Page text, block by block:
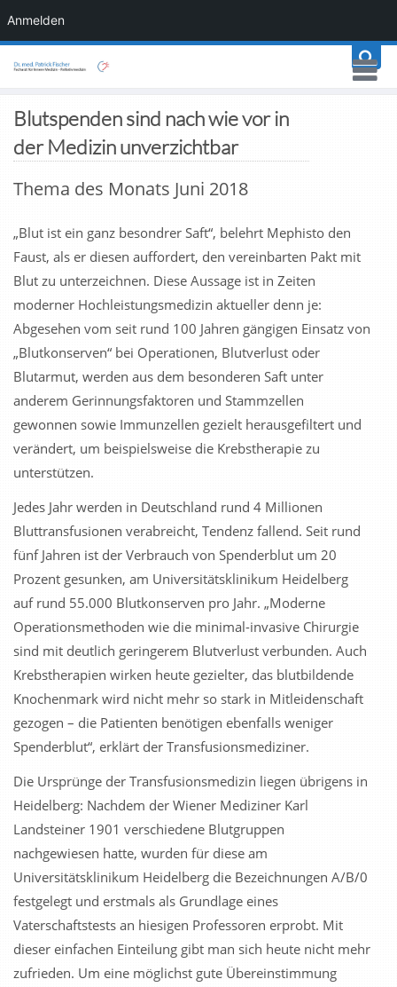
Anmelden
Blutspenden sind nach wie vor in
der Medizin unverzichtbar
Thema des Monats Juni 2018
„Blut ist ein ganz besondrer Saft“, belehrt Mephisto den
Faust, als er diesen auffordert, den vereinbarten Pakt mit
Blut zu unterzeichnen. Diese Aussage ist in Zeiten
moderner Hochleistungsmedizin aktueller denn je:
Abgesehen vom seit rund 100 Jahren gängigen Einsatz von
„Blutkonserven“ bei Operationen, Blutverlust oder
Blutarmut, werden aus dem besonderen Saft unter
anderem Gerinnungsfaktoren und Stammzellen
gewonnen sowie Immunzellen gezielt herausgefiltert und
verändert, um beispielsweise die Krebstherapie zu
unterstützen.
Jedes Jahr werden in Deutschland rund 4 Millionen
Bluttransfusionen verabreicht, Tendenz fallend. Seit rund
fünf Jahren ist der Verbrauch von Spenderblut um 20
Prozent gesunken, am Universitätsklinikum Heidelberg
auf rund 55.000 Blutkonserven pro Jahr. „Moderne
Operationsmethoden wie die minimal-invasive Chirurgie
sind mit deutlich geringerem Blutverlust verbunden. Auch
Krebstherapien wirken heute gezielter, das blutbildende
Knochenmark wird nicht mehr so stark in Mitleidenschaft
gezogen – die Patienten benötigen ebenfalls weniger
Spenderblut“, erklärt der Transfusionsmediziner.
Die Ursprünge der Transfusionsmedizin liegen übrigens in
Heidelberg: Nachdem der Wiener Mediziner Karl
Landsteiner 1901 verschiedene Blutgruppen
nachgewiesen hatte, wurden für diese am
Universitätsklinikum Heidelberg die Bezeichnungen A/B/0
festgelegt und erstmals als Grundlage eines
Vaterschaftstests an hiesigen Professoren erprobt. Mit
dieser einfachen Einteilung gibt man sich heute nicht mehr
zufrieden. Um eine möglichst gute Übereinstimmung